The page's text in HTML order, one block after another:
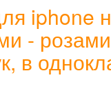
iphone
-
в